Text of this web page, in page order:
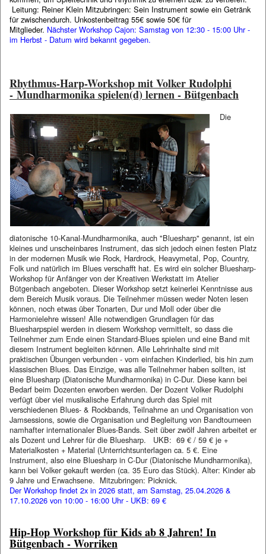
Leitung: Reiner Klein Mitzubringen: Sein Instrument sowie ein Getränk
für zwischendurch. Unkostenbeitrag 55€ sowie 50€ für
Mitglieder. Nächster Workshop Cajon: Samstag von 12:30 - 15:00 Uhr -
im Herbst - Datum wird bekannt gegeben.
Rhythmus-Harp-Workshop mit Volker Rudolphi
- Mundharmonika spielen(d) lernen - Bütgenbach
Die
diatonische 10-Kanal-Mundharmonika, auch "Bluesharp" genannt, ist ein
kleines und unscheinbares Instrument, das sich jedoch einen festen Platz
in der modernen Musik wie Rock, Hardrock, Heavymetal, Pop, Country,
Folk und natürlich im Blues verschafft hat. Es wird ein solcher Bluesharp-
Workshop für Anfänger von der Kreativen Werkstatt im Atelier
Bütgenbach angeboten. Dieser Workshop setzt keinerlei Kenntnisse aus
dem Bereich Musik voraus. Die Teilnehmer müssen weder Noten lesen
können, noch etwas über Tonarten, Dur und Moll oder über die
Harmonielehre wissen! Alle notwendigen Grundlagen für das
Bluesharpspiel werden in diesem Workshop vermittelt, so dass die
Teilnehmer zum Ende einen Standard-Blues spielen und eine Band mit
diesem Instrument begleiten können. Alle Lehrinhalte sind mit
praktischen Übungen verbunden - vom einfachen Kinderlied, bis hin zum
klassischen Blues. Das Einzige, was alle Teilnehmer haben sollten, ist
eine Bluesharp (Diatonische Mundharmonika) in C-Dur. Diese kann bei
Bedarf beim Dozenten erworben werden. Der Dozent Volker Rudolphi
verfügt über viel musikalische Erfahrung durch das Spiel mit
verschiedenen Blues- & Rockbands, Teilnahme an und Organisation von
Jamsessions, sowie die Organisation und Begleitung von Bandtourneen
namhafter internationaler Blues-Bands. Seit über zwölf Jahren arbeitet er
als Dozent und Lehrer für die Bluesharp. UKB: 69 € / 59 € je +
Materialkosten + Material (Unterrichtsunterlagen ca. 5 €. Eine
Instrument, also eine Bluesharp in C-Dur (Diatonische Mundharmonika),
kann bei Volker gekauft werden (ca. 35 Euro das Stück). Alter: Kinder ab
9 Jahre und Erwachsene. Mitzubringen: Picknick.
Der Workshop findet 2x in 2026 statt, am Samstag, 25.04.2026 &
17.10.2026 von 10:00 - 16:00 Uhr - UKB: 69 €
Hip-Hop Workshop für Kids ab 8 Jahren! In
Bütgenbach - Worriken